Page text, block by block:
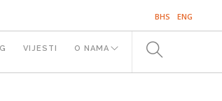
BHS ENG
VIJESTI O NAMA